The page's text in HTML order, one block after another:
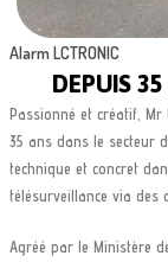
Alarm LCTRONIC
DEPUIS
Passionné et créatif,
35 ans dans le secteur
technique et concret
télésurveillance via des
Agréé par le Ministère